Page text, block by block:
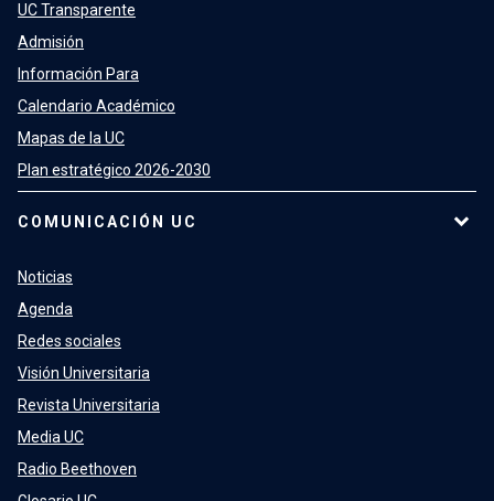
UC Transparente
Admisión
Información Para
Calendario Académico
Mapas de la UC
Plan estratégico 2026-2030
COMUNICACIÓN UC
Noticias
Agenda
Redes sociales
Visión Universitaria
Revista Universitaria
Media UC
Radio Beethoven